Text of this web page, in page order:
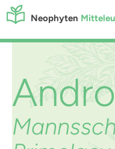
Neophyten